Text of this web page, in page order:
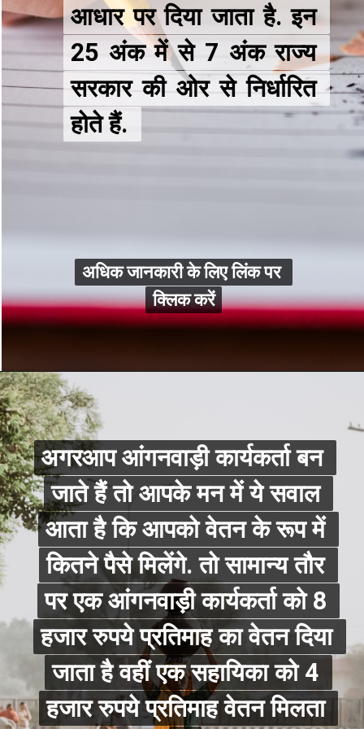
आधार पर दिया जाता है. इन
25 अंक में से 7 अंक राज्य
सरकार की ओर से निर्धारित
होते हैं.
आधार पर दिया जाता है. इन
25 अंक में से 7 अंक राज्य
सरकार की ओर से निर्धारित
होते हैं.
अधिक जानकारी के लिए लिंक पर
क्लिक करें
अधिक जानकारी के लिए लिंक पर
क्लिक करें
अगरआप आंगनवाड़ी कार्यकर्ता बन
जाते हैं तो आपके मन में ये सवाल
आता है कि आपको वेतन के रूप में
कितने पैसे मिलेंगे. तो सामान्य तौर
पर एक आंगनवाड़ी कार्यकर्ता को 8
हजार रुपये प्रतिमाह का वेतन दिया
जाता है वहीं एक सहायिका को 4
हजार रुपये प्रतिमाह वेतन मिलता
अगरआप आंगनवाड़ी कार्यकर्ता बन
जाते हैं तो आपके मन में ये सवाल
आता है कि आपको वेतन के रूप में
कितने पैसे मिलेंगे. तो सामान्य तौर
पर एक आंगनवाड़ी कार्यकर्ता को 8
हजार रुपये प्रतिमाह का वेतन दिया
जाता है वहीं एक सहायिका को 4
हजार रुपये प्रतिमाह वेतन मिलता